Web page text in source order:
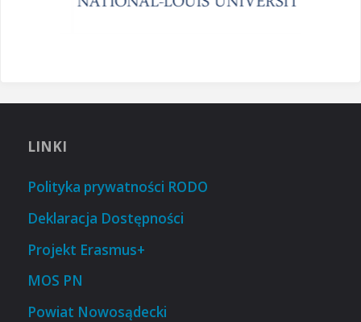
LINKI
Polityka prywatności RODO
Deklaracja Dostępności
Projekt Erasmus+
MOS PN
Powiat Nowosądecki